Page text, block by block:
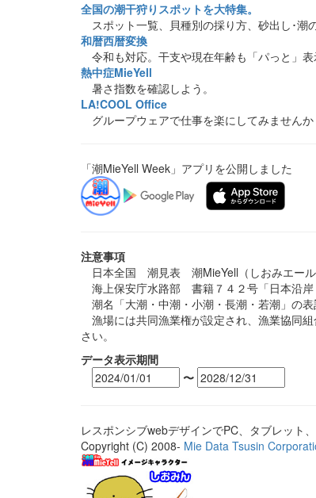
全国の潮干狩りスポットを大特集。
スポット一覧、貝種別の採り方、砂出し･潮
和暦西暦変換
令和も対応。干支や現在年齢も「パっと」表
熱中症MieYell
暑さ指数を確認しよう。
LA!COOL Office
グループウェアで仕事を楽にしてみませんか
「潮MieYell Week」アプリを公開しました
注意事項
日本全国 潮見表 潮MieYell（しおみエール
海上保安庁水路部 書籍７４２号「日本沿
潮名「大潮・中潮・小潮・長潮・若潮」の
漁場には共同漁業権が設定され、漁業協同
さい。
データ表示期間
〜
レスポンシブwebデザインでPC、タブレット
Copyright (C) 2008- Mie Data Tsusin